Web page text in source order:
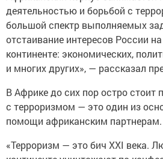
деятельностью и борьбой с
большой спектр выполняемых
отстаивание интересов России
континенте: экономических,
и многих других», — рассказал
В Африке до сих пор остро стоит
с терроризмом — это один из
помощи африканским партнерам.
«Терроризм — это бич XXI века.